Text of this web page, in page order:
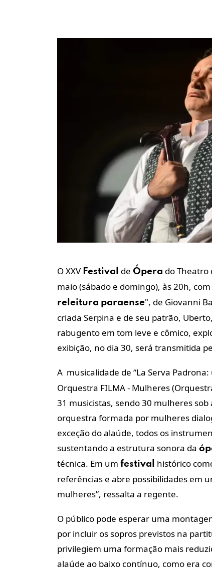
O XXV Festival de Ópera do Theatro
maio (sábado e domingo), às 20h,
releitura paraense", de Giovanni
criada Serpina e de seu patrão,
rabugento em tom leve e cômico,
exibição, no dia 30, será transmitida
A musicalidade de “La Serva Padrona:
Orquestra FILMA - Mulheres
31 musicistas, sendo 30 mulheres
orquestra formada por mulheres
exceção do alaúde, todos os
sustentando a estrutura sonora da
técnica. Em um festival
histórico
referências e abre possibilidades em
mulheres”, ressalta a regente.
O público pode esperar uma
por incluir os sopros previstos na
privilegiem uma formação mais
alaúde ao baixo contínuo, como era